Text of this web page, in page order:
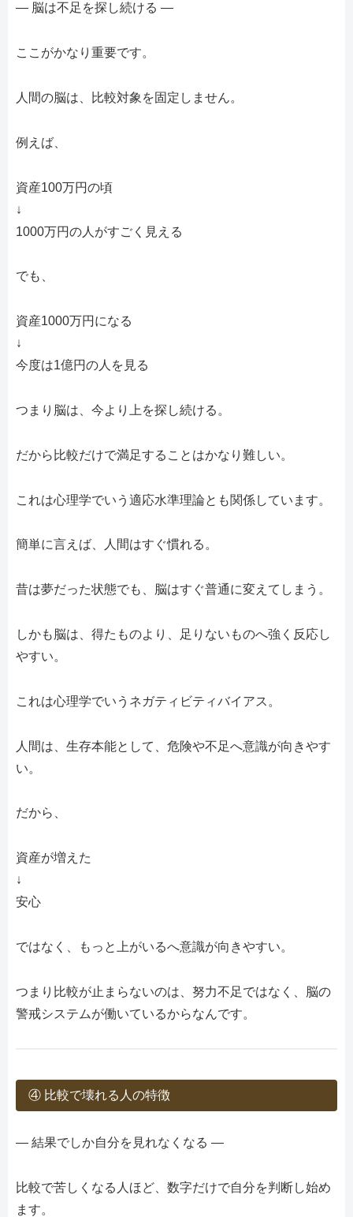
― 脳は不足を探し続ける ―
ここがかなり重要です。
人間の脳は、比較対象を固定しません。
例えば、
資産100万円の頃
↓
1000万円の人がすごく見える
でも、
資産1000万円になる
↓
今度は1億円の人を見る
つまり脳は、今より上を探し続ける。
だから比較だけで満足することはかなり難しい。
これは心理学でいう適応水準理論とも関係しています。
簡単に言えば、人間はすぐ慣れる。
昔は夢だった状態でも、脳はすぐ普通に変えてしまう。
しかも脳は、得たものより、足りないものへ強く反応し
やすい。
これは心理学でいうネガティビティバイアス。
人間は、生存本能として、危険や不足へ意識が向きやす
い。
だから、
資産が増えた
↓
安心
ではなく、もっと上がいるへ意識が向きやすい。
つまり比較が止まらないのは、努力不足ではなく、脳の
警戒システムが働いているからなんです。
④ 比較で壊れる人の特徴
― 結果でしか自分を見れなくなる ―
比較で苦しくなる人ほど、数字だけで自分を判断し始め
ます。